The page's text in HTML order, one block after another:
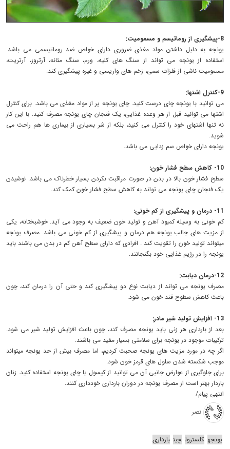
8-پیشگیری از روماتیسم و مسمومیت:
یونجه به دلیل داشتن مواد مغذی ضروری دارای خواص ضد روماتیسمی می باشد.
استفاده از یونجه می تواند از سنگ های کلیه، ورم، سنگ مثانه، آرتروز، آرتریت،
مسمومیت ناشی از فلزات سمی، زخم های واریسی و غیره پیشگیری کند.
9-کنترل اشتها:
می توانید با یونجه چای درست کنید. چای یونجه پر از مواد مغذی می باشد. برای کنترل
اشتها می توانید قبل از هر وعده غذایی، یک فنجان چای یونجه مصرف کنید. با این کار
نه تنها اشتهای خود را کنترل می کنید، بلکه از شر بسیاری از بیماری ها هم راحت می
شوید.
یونجه دارای خواص سم زدایی می باشد.
10- کاهش سطح فشار خون:
سطح فشار خون بالا در بدن در صورت مراقبت نکردن بسیار خطرناک می باشد. نوشیدن
یک فنجان چای یونجه می تواند به کاهش سطح فشار خون کمک کند.
11- درمان و پیشگیری از کم خونی:
کم خونی به وسیله کمبود آهن و تولید خون ضعیف به وجود می آید. خوشبختانه، یکی
از مزیت های جالب یونجه هم درمان و پیشگیری از کم خونی می باشد. مصرف یونجه
میتواند تولید خون را تقویت کند . افرادی که دارای سطح آهن کم در بدن می باشند باید
یونجه را در رژیم غذایی خود بگنجانند.
12-درمان دیابت:
مصرف یونجه می تواند از دیابت نوع دو پیشگیری کند و حتی آن را درمان کند، چون
باعث کاهش سطوح قند خون می شود.
13- افزایش تولید شیر مادر:
بعد از بارداری هر زنی باید یونجه مصرف کند، چون باعث افزایش تولید شیر می شود.
ترکیبات موجود در یونجه برای سلامتی بسیار مفید می باشند.
اگر چه در مورد مزیت های یونجه صحبت کردیم، اما مصرف بیش از حد یونجه میتواند
موجب شکسته شدن سلول های قرمز خون شود.
برای جلوگیری از عوارض جانبی آن می توانید از کپسول یا چای یونجه استفاده کنید. زنان
باردار بهتر است از مصرف یونجه در دوران بارداری خودداری کنند.
انتهی پیام/
نصر
یونجه کلسترول چین بارداری